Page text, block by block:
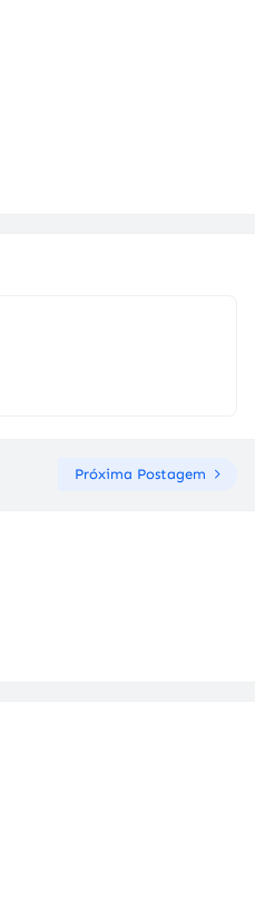
Próxima Postagem